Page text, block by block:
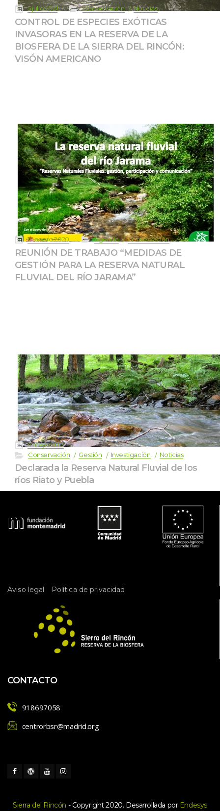
5 julio 2021 Conservación Noticia
CONTROL DE ESPECIES EXÓTICAS
INVASORAS EN LA RESERVA DE LA
BIOSFERA DE LA SIERRA DEL RINCÓN:
VISÓN AMERICANO
14 enero 2020 Agenda Conservación
REUNIÓN DE TRABAJO “MEDIDAS DE
GESTIÓN PARA LA RESERVA NATURAL
FLUVIAL DEL RÍO JARAMA”
4 mayo 2017
Conservación Gestión Investigación Noticia
Declarada la Reserva Natural Fluvial de los
ríos Riato y Puebla
Aviso legal Política de privacidad
CONTACTO
918697058
centrorbsr@madrid.org
Sierra del Rincón - Copyright 2020. Desarrollada por Endesy